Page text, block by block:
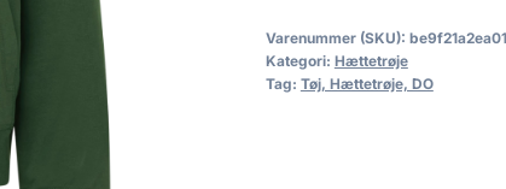
Varenummer (SKU): be9f21a2ea01
Kategori: Hættetrøje
Tag: Tøj, Hættetrøje, DO